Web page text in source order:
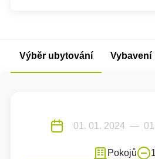
Výběr ubytování Vybavení
Pokojů